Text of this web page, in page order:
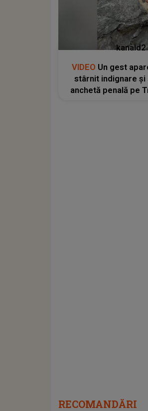
VIDEO Un gest
stârnit indignare și
anchetă penală pe
RECOMANDĂRI